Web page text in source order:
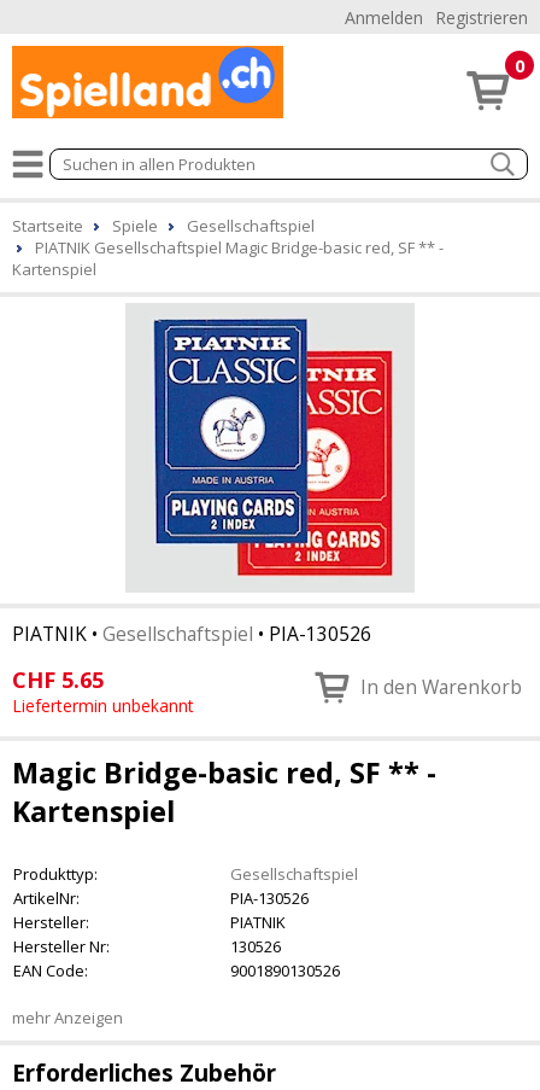
Anmelden Registrieren
0
Startseite Spiele
Gesellschaftspiel
PIATNIK Gesellschaftspiel Magic Bridge-basic red, SF ** -
Kartenspiel
PIATNIK • Gesellschaftspiel • PIA-130526
CHF 5.65
Liefertermin unbekannt
In den Warenkorb
Magic Bridge-basic red, SF ** -
Kartenspiel
Produkttyp:
Gesellschaftspiel
ArtikelNr:
PIA-130526
Hersteller:
PIATNIK
Hersteller Nr:
130526
EAN Code:
9001890130526
mehr Anzeigen
Erforderliches Zubehör